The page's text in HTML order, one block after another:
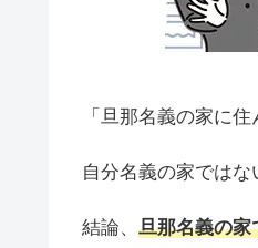
「旦那名義の家に
自分名義の家では
結論、 旦那名義の家